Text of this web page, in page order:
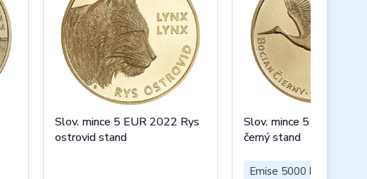
Slov. mince 5 EUR 2022 Rys
ostrovid stand
Slov. mince 5 EUR
černý stand
Emise 5000 ks